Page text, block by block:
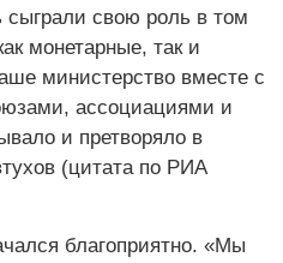
сыграли свою роль в том
монетарные, так и
министерство вместе с
ассоциациями и
и претворяло в
(цитата по РИА
благоприятно. «Мы